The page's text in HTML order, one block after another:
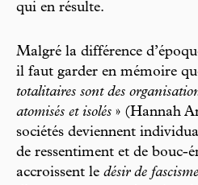
qui en résulte.
Malgré la différence
il faut garder en mémoire
totalitaires sont des
atomisés et isolés » (Hannah
sociétés deviennent
de ressentiment et de bouc-
accroissent le désir de fascisme